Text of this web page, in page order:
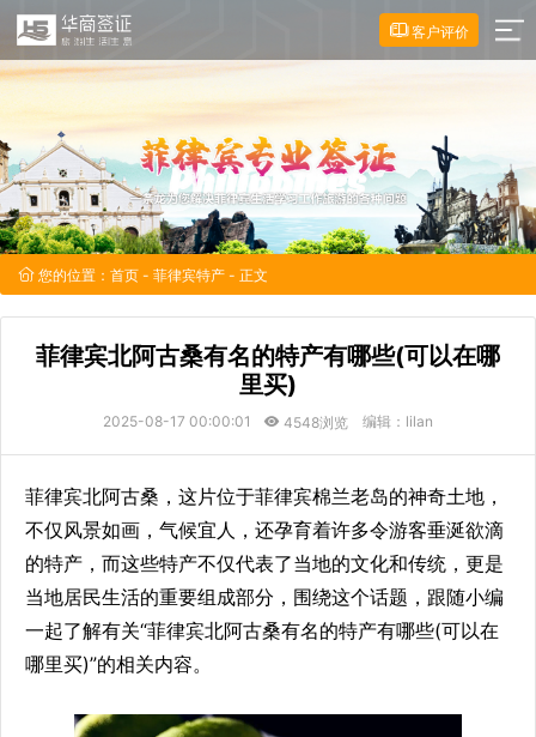
客户评价
您的位置： 首页 - 菲律宾特产 - 正文
菲律宾北阿古桑有名的特产有哪些(可以在哪
里买)
2025-08-17 00:00:01 4548浏览 编辑：lilan
菲律宾北阿古桑，这片位于菲律宾棉兰老岛的神奇土地，
不仅风景如画，气候宜人，还孕育着许多令游客垂涎欲滴
的特产，而这些特产不仅代表了当地的文化和传统，更是
当地居民生活的重要组成部分，围绕这个话题，跟随小编
一起了解有关“菲律宾北阿古桑有名的特产有哪些(可以在
哪里买)”的相关内容。